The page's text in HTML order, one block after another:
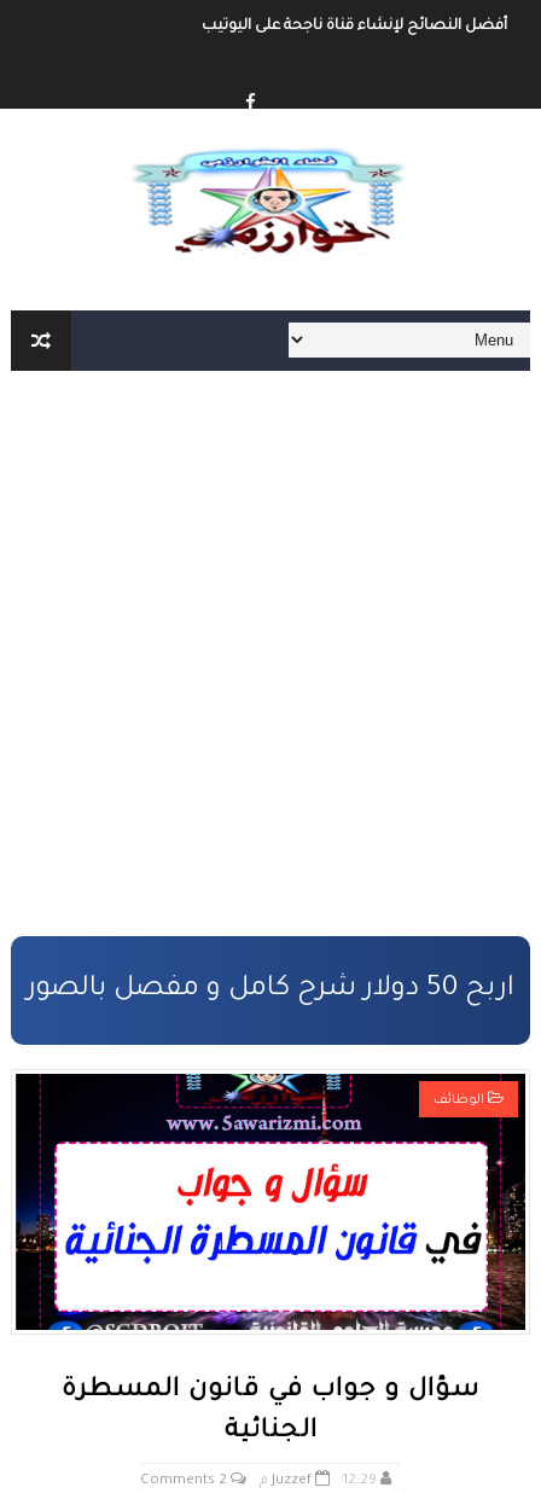
أفضل النصائح لإنشاء قناة ناجحة على اليوتيب
خطوة بخطوة كيفية إنشاء مدونة بلوجر و الربح منها
كيفية إنشاء مدونة و الربح مهنا شرح مفصل و شامل
المسؤولية المدنية في مجال الأضرار النووية
قانون رقم 68.99 بشأن الإيداع القانوني
حقوق المؤلف والحقوق المجاورة وفق أخر تحيين
حماية الأشخاص الذاتيين تجاه معالجة المعطيات ذات الطابع الشخصي
التبادل الإلكتروني للمعطيات القانونية
مسلك العلوم الإنسانية
اربح 50 دولار شرح كامل و مفصل بالصور
الوظائف
سؤال و جواب في قانون المسطرة
الجنائية
Juzzef 12:29 م 2 Comments